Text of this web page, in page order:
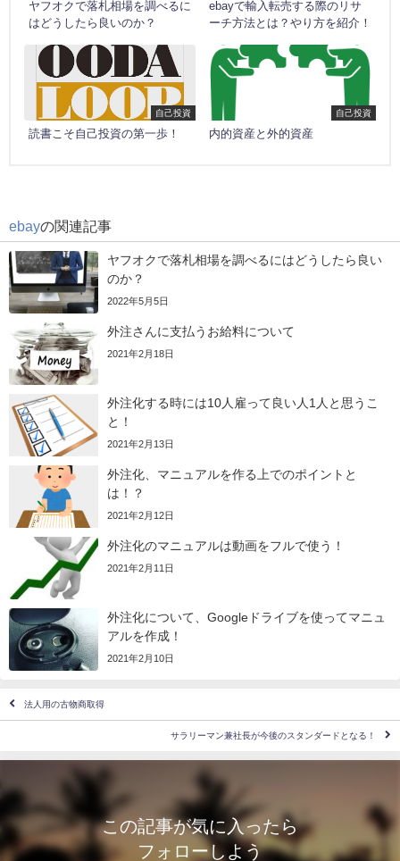
ヤフオクで落札相場を調べるに
はどうしたら良いのか？
ebayで輸入転売する際のリサ
ーチ方法とは？やり方を紹介！
自己投資
読書こそ自己投資の第一歩！
自己投資
内的資産と外的資産
ebayの関連記事
ヤフオクで落札相場を調べるにはどうしたら良い
のか？
2022年5月5日
外注さんに支払うお給料について
2021年2月18日
外注化する時には10人雇って良い人1人と思うこ
と！
2021年2月13日
外注化、マニュアルを作る上でのポイントと
は！？
2021年2月12日
外注化のマニュアルは動画をフルで使う！
2021年2月11日
外注化について、Googleドライブを使ってマニュ
アルを作成！
2021年2月10日
法人用の古物商取得
サラリーマン兼社長が今後のスタンダードとなる！
この記事が気に入ったら
フォローしよう